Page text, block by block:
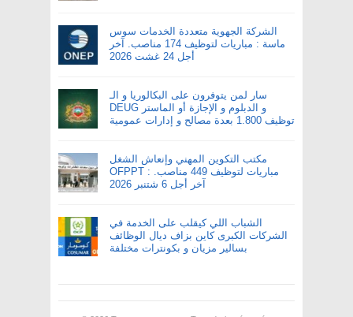
الشركة الجهوية متعددة الخدمات سوس
ماسة : مباريات لتوظيف 174 مناصب. آخر
أجل 24 غشت 2026
سار لمن يتوفرون على البكالوريا و الـ
DEUG و الدبلوم و الإجازة أو الماستر
توظيف 1.800 بعدة مصالح و إدارات عمومية
مكتب التكوين المهني وإنعاش الشغل
OFPPT : مباريات لتوظيف 449 مناصب.
آخر أجل 6 شتنبر 2026
الشباب اللي كيقلب على الخدمة في
الشركات الكبرى كاين بزاف ديال الوظائف
بسالير مزيان و بكونترات مختلفة